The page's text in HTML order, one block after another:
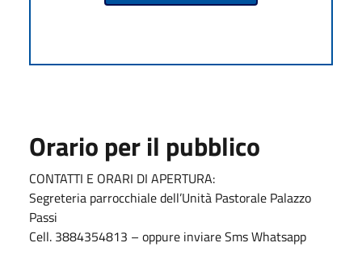
Orario per il pubblico
CONTATTI E ORARI DI APERTURA:
Segreteria parrocchiale dell’Unità Pastorale Palazzo
Passi
Cell. 3884354813 – oppure inviare Sms Whatsapp